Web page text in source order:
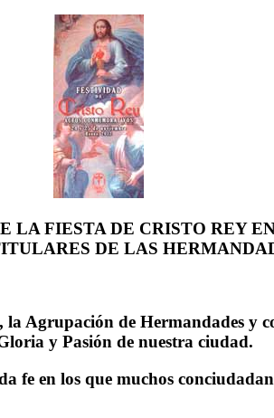
LA FIESTA DE CRISTO REY
DE LAS
Agrupación de Hermandades y
y Pasión de nuestra ciudad.
fe en los que muchos